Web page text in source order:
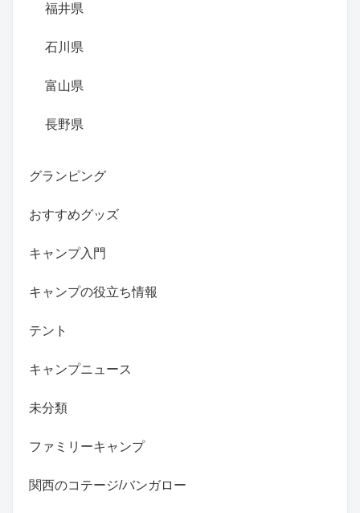
福井県
石川県
富山県
長野県
グランピング
おすすめグッズ
キャンプ入門
キャンプの役立ち情報
テント
キャンプニュース
未分類
ファミリーキャンプ
関西のコテージ/バンガロー